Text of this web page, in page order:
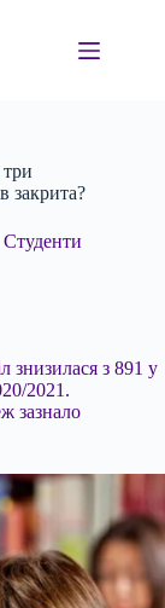
закрита?
Студенти
знизилася з 891 у
2021.
зазнало